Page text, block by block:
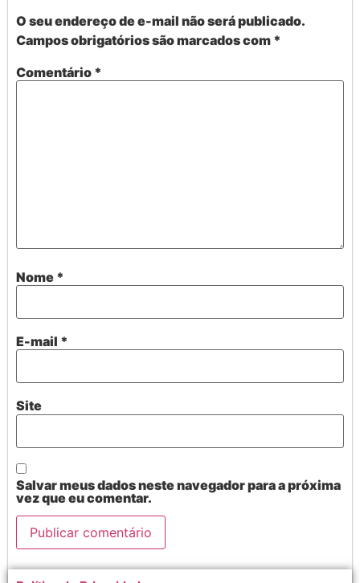
O seu endereço de e-mail não será publicado.
Campos obrigatórios são marcados com *
Comentário *
Nome *
E-mail *
Site
Salvar meus dados neste navegador para a próxima
vez que eu comentar.
Alternative: